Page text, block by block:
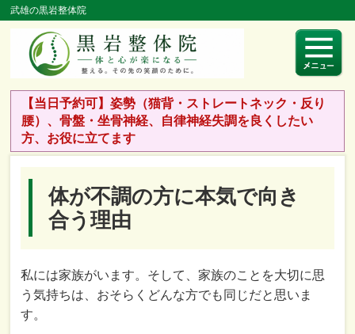
武雄の黒岩整体院
【当日予約可】姿勢（猫背・ストレートネック・反り
腰）、骨盤・坐骨神経、自律神経失調を良くしたい
方、お役に立てます
体が不調の方に本気で向き
合う理由
私には家族がいます。そして、家族のことを大切に思
う気持ちは、おそらくどんな方でも同じだと思いま
す。